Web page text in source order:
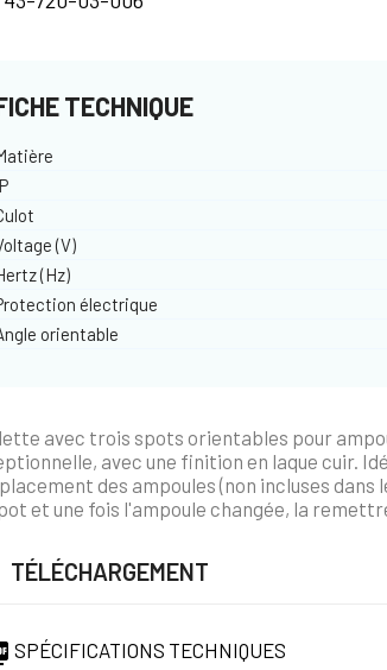
TECHNIQUE
(V)
(Hz)
électrique
orientable
avec trois spots orientables pour
avec une finition en laque cuir.
des ampoules (non incluses
et une fois l'ampoule changée, la
TÉLÉCHARGEMENT
SPÉCIFICATIONS TECHNIQUES